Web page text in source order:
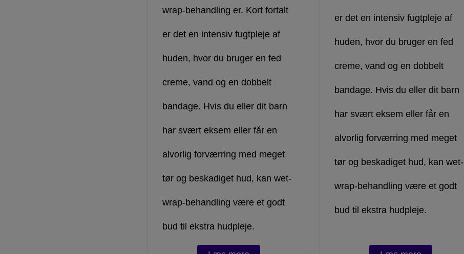
wrap-behandling er. Kort fortalt
er det en intensiv fugtpleje af
huden, hvor du bruger en fed
creme, vand og en dobbelt
bandage. Hvis du eller dit barn
har svært eksem eller får en
alvorlig forværring med meget
tør og beskadiget hud, kan wet-
wrap-behandling være et godt
bud til ekstra hudpleje.
er det en intensiv fugtpleje af
huden, hvor du bruger en fed
creme, vand og en dobbelt
bandage. Hvis du eller dit barn
har svært eksem eller får en
alvorlig forværring med meget
tør og beskadiget hud, kan wet-
wrap-behandling være et godt
bud til ekstra hudpleje.